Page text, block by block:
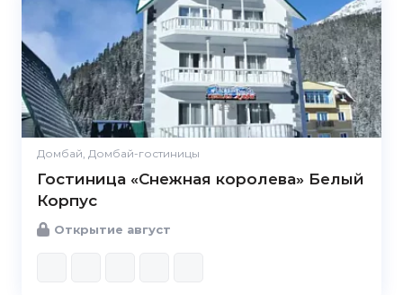
Домбай, Домбай-гостиницы
Гостиница «Снежная королева» Белый
Корпус
Открытие август